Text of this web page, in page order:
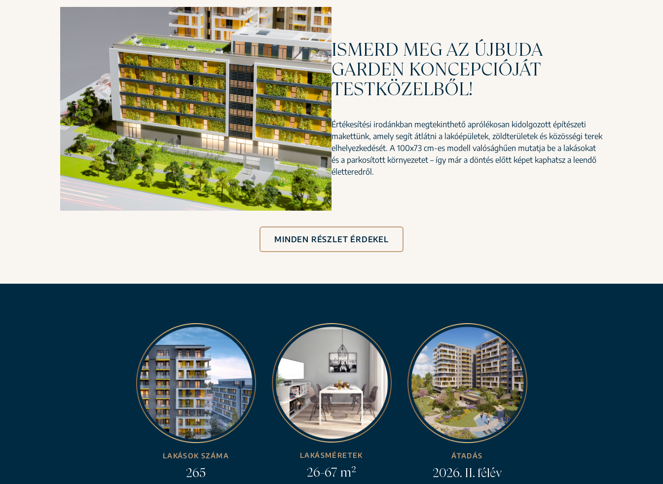
ISMERD MEG AZ ÚJBUDA
GARDEN KONCEPCIÓJÁT
TESTKÖZELBŐL!
Értékesítési irodánkban megtekinthető aprólékosan kidolgozott építészeti
makettünk, amely segít átlátni a lakóépületek, zöldterületek és közösségi terek
elhelyezkedését. A 100x73 cm-es modell valósághűen mutatja be a lakásokat
és a parkosított környezetet – így már a döntés előtt képet kaphatsz a leendő
életteredről.
MINDEN RÉSZLET ÉRDEKEL
LAKÁSOK SZÁMA
265
LAKÁSMÉRETEK
26-67 m2
ÁTADÁS
2026. II. félév